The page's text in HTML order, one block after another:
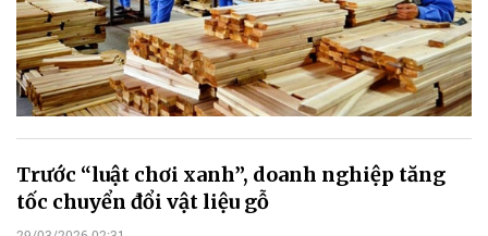
Trước “luật chơi xanh”, doanh nghiệp tăng
tốc chuyển đổi vật liệu gỗ